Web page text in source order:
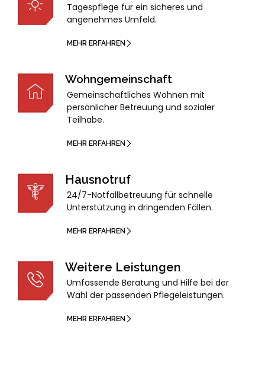
Tagespflege für ein sicheres und
angenehmes Umfeld.
MEHR ERFAHREN
Wohngemeinschaft
Gemeinschaftliches Wohnen mit
persönlicher Betreuung und sozialer
Teilhabe.
MEHR ERFAHREN
Hausnotruf
24/7-Notfallbetreuung für schnelle
Unterstützung in dringenden Fällen.
MEHR ERFAHREN
Weitere Leistungen
Umfassende Beratung und Hilfe bei der
Wahl der passenden Pflegeleistungen.
MEHR ERFAHREN